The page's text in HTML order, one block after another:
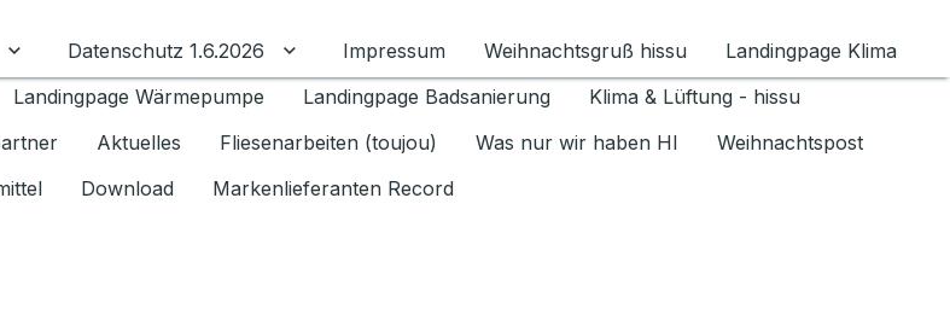
Untermenü für Ratgeber umschalten
Datenschutz 1.6.2026 Untermenü für Datenschutz 1.6.2026 umschalten
Impressum Weihnachtsgruß hissu
Landingpage Klima
Landingpage Wärmepumpe Landingpage Badsanierung
Klima & Lüftung - hissu
Aktuelles Fliesenarbeiten (toujou) Was nur wir haben HI
Weihnachtspost
Download Markenlieferanten Record